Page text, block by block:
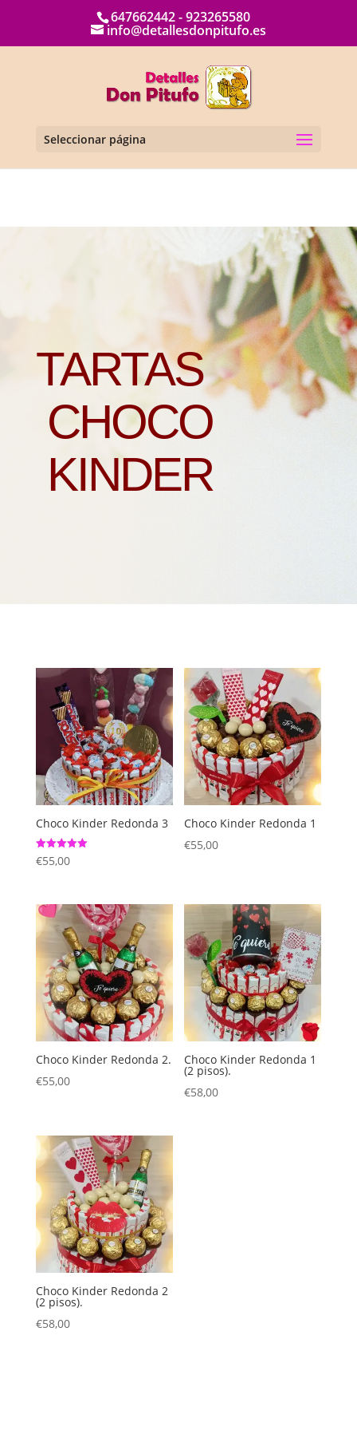
647662442 - 923265580
info@detallesdonpitufo.es
Seleccionar página
TARTAS
CHOCO
KINDER
Choco Kinder Redonda 3
Valorado
con
€55,00
Choco Kinder Redonda 1
€55,00
Choco Kinder Redonda 2.
€55,00
Choco Kinder Redonda 1
(2 pisos).
€58,00
Choco Kinder Redonda 2
(2 pisos).
€58,00